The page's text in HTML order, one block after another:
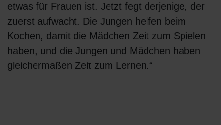
etwas für Frauen ist. Jetzt fegt derjenige, der
zuerst aufwacht. Die Jungen helfen beim
Kochen, damit die Mädchen Zeit zum Spielen
haben, und die Jungen und Mädchen haben
gleichermaßen Zeit zum Lernen.“